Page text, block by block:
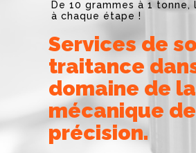
Services de
traitance
domaine de la
mécanique de
précision.
De 10 grammes à 1 tonne,
à chaque étape !